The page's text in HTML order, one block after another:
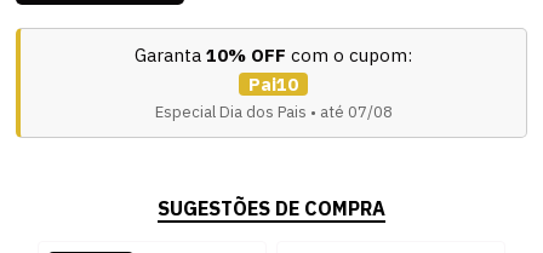
Garanta 10% OFF com o cupom:
Pai10
Especial Dia dos Pais • até 07/08
SUGESTÕES DE COMPRA